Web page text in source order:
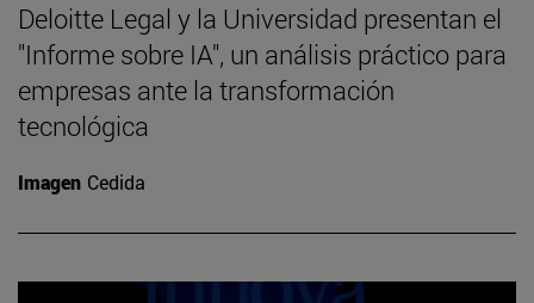
Deloitte Legal y la Universidad presentan el
"Informe sobre IA", un análisis práctico para
empresas ante la transformación
tecnológica
Imagen Cedida